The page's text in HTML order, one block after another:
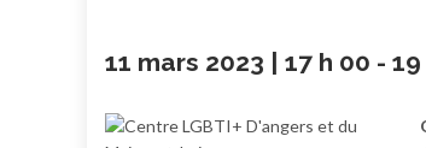
11 mars 2023 | 17 h 00 -